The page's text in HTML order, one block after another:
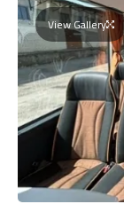
View Gallery